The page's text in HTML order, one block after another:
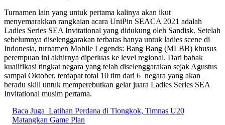
Turnamen lain yang untuk pertama kalinya akan ikut
menyemarakkan rangkaian acara UniPin SEACA 2021 adalah
Ladies Series SEA Invitational yang didukung oleh Sandisk. Setelah
sebelumnya diselenggarakan terbatas hanya untuk ladies scene di
Indonesia, turnamen Mobile Legends: Bang Bang (MLBB) khusus
perempuan ini akhirnya diperluas ke level regional. Dari babak
kualifikasi tingkat negara yang telah diselenggarakan sejak Agustus
sampai Oktober, terdapat total 10 tim dari 6 negara yang akan
beradu skill untuk memperebutkan gelar juara Ladies Series SEA
Invitational musim pertama.
Baca Juga Latihan Perdana di Tiongkok, Timnas U20
Matangkan Game Plan